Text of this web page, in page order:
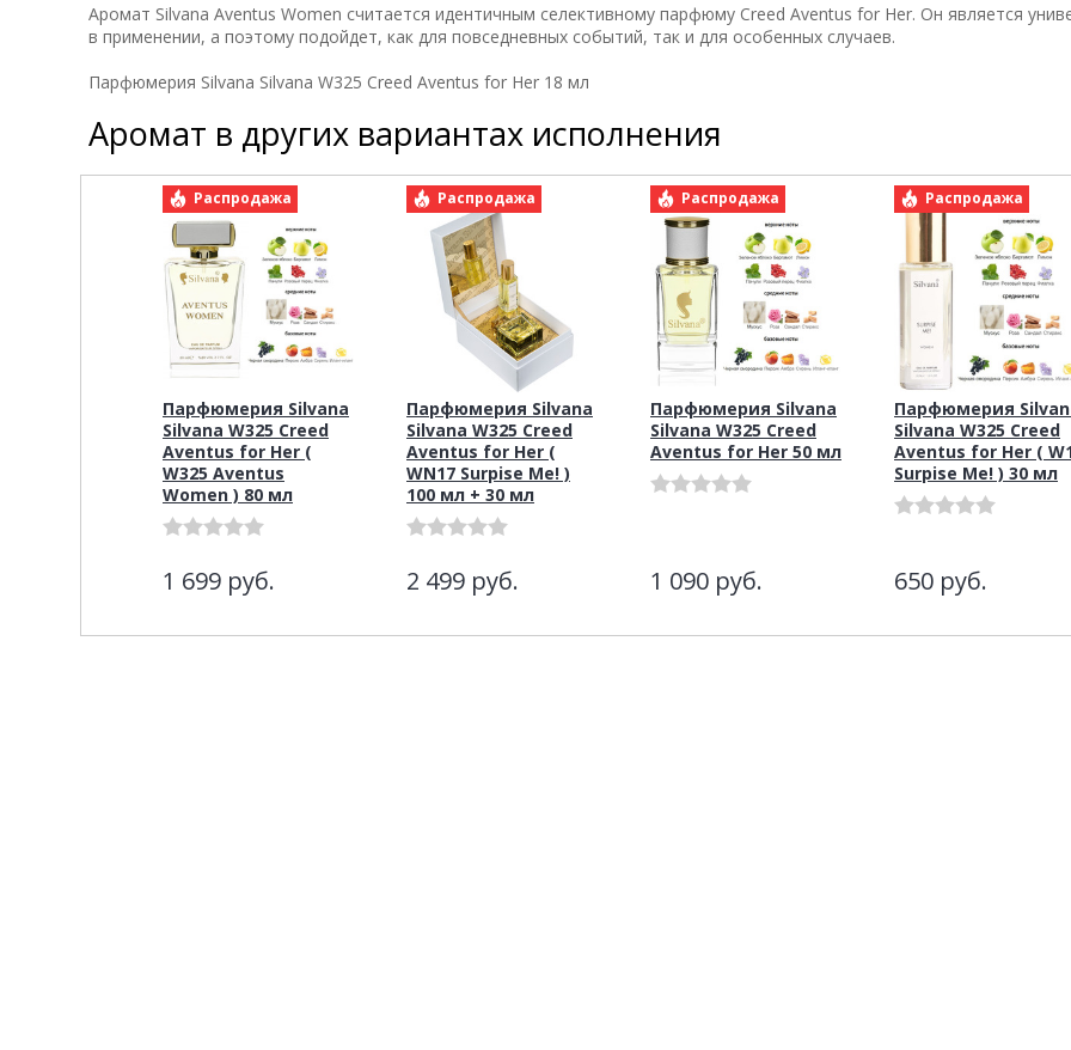
Аромат Silvana Aventus Women считается идентичным селективному парфюму Creed Aventus for Her. Он является
в применении, а поэтому подойдет, как для повседневных событий, так и для особенных случаев.
Парфюмерия Silvana Silvana W325 Creed Aventus for Her 18 мл
Аромат в других вариантах исполнения
Распродажа
Парфюмерия Silvana
Silvana W325 Creed
Aventus for Her (
W325 Aventus
Women ) 80 мл
1 699 руб.
Распродажа
Парфюмерия Silvana
Silvana W325 Creed
Aventus for Her (
WN17 Surpise Me! )
100 мл + 30 мл
2 499 руб.
Распродажа
Парфюмерия Silvana
Silvana W325 Creed
Aventus for Her 50 мл
1 090 руб.
Распродажа
Парфюмерия
Silvana W325 Creed
Aventus for Her (
Surpise Me! ) 30 мл
650 руб.